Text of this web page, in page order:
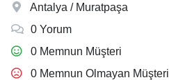
Antalya / Muratpaşa
0 Yorum
0 Memnun Müşteri
0 Memnun Olmayan Müşteri